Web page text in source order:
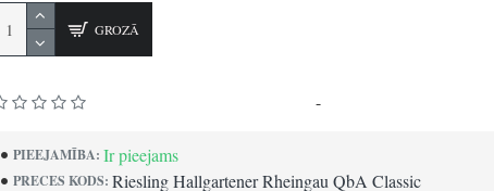
PIEEJAMĪBA: Ir pieejams
PRECES KODS: Riesling Hallgartener Rheingau QbA Classic
-
GROZĀ